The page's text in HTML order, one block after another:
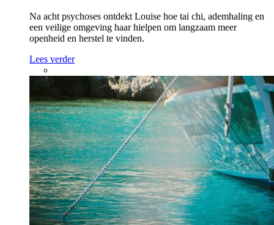
Na acht psychoses ontdekt Louise hoe tai chi, ademhaling en
een veilige omgeving haar hielpen om langzaam meer
openheid en herstel te vinden.
Lees verder